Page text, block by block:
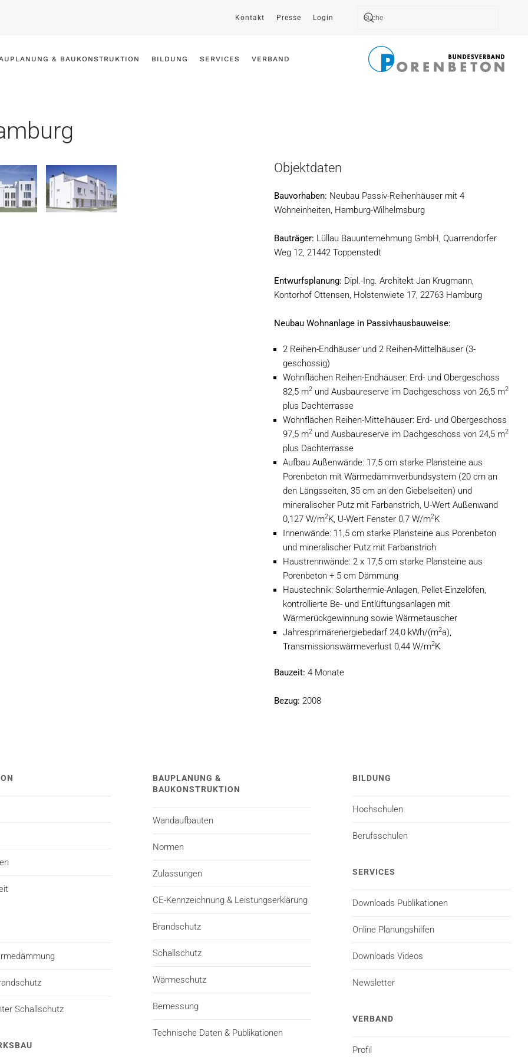
Kontakt Presse Login
& BAUKONSTRUKTION BILDUNG SERVICES VERBAND
Objektdaten
Bauvorhaben: Neubau Passiv-Reihenhäuser mit 4
Wohneinheiten, Hamburg-Wilhelmsburg
Bauträger: Lüllau Bauunternehmung GmbH, Quarrendorfer
Weg 12, 21442 Toppenstedt
Entwurfsplanung: Dipl.-Ing. Architekt Jan Krugmann,
Kontorhof Ottensen, Holstenwiete 17, 22763 Hamburg
Neubau Wohnanlage in Passivhausbauweise:
2 Reihen-Endhäuser und 2 Reihen-Mittelhäuser (3-
geschossig)
Wohnflächen Reihen-Endhäuser: Erd- und Obergeschoss
82,5 m2und Ausbaureserve im Dachgeschoss von 26,5 m2
plus Dachterrasse
Wohnflächen Reihen-Mittelhäuser: Erd- und Obergeschoss
97,5 m2und Ausbaureserve im Dachgeschoss von 24,5 m2
plus Dachterrasse
Aufbau Außenwände: 17,5 cm starke Plansteine aus
Porenbeton mit Wärmedämmverbundsystem (20 cm an
den Längsseiten, 35 cm an den Giebelseiten) und
mineralischer Putz mit Farbanstrich, U-Wert Außenwand
0,127 W/m2K, U-Wert Fenster 0,7 W/m2K
Innenwände: 11,5 cm starke Plansteine aus Porenbeton
und mineralischer Putz mit Farbanstrich
Haustrennwände: 2 x 17,5 cm starke Plansteine aus
Porenbeton + 5 cm Dämmung
Haustechnik: Solarthermie-Anlagen, Pellet-Einzelöfen,
kontrollierte Be- und Entlüftungsanlagen mit
Wärmerückgewinnung sowie Wärmetauscher
Jahresprimärenergiebedarf 24,0 kWh/(m2a),
Transmissionswärmeverlust 0,44 W/m2K
Bauzeit: 4 Monate
Bezug: 2008
Schallschutz
BAUPLANUNG &
BAUKONSTRUKTION
Wandaufbauten
Normen
Zulassungen
CE-Kennzeichnung & Leistungserklärung
Brandschutz
Schallschutz
Wärmeschutz
Bemessung
Technische Daten & Publikationen
BILDUNG
Hochschulen
Berufsschulen
SERVICES
Downloads Publikationen
Online Planungshilfen
Downloads Videos
Newsletter
VERBAND
Profil